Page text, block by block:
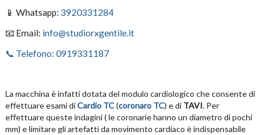
📱 Whatsapp: 3920331284
📧 Email: info@studiorxgentile.it
📞 Telefono: 0919331187
La macchina è infatti dotata del modulo cardiologico che consente di
effettuare esami diCardio TC(coronaro TC) e di TAVI. Per
effettuare queste indagini ( le coronarie hanno un diametro di pochi
mm) e limitare gli artefatti da movimento cardiaco è indispensabile